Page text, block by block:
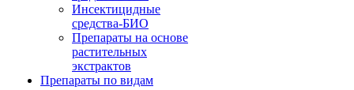
Инсектицидные
средства-БИО
Препараты на основе
растительных
экстрактов
Препараты по видам